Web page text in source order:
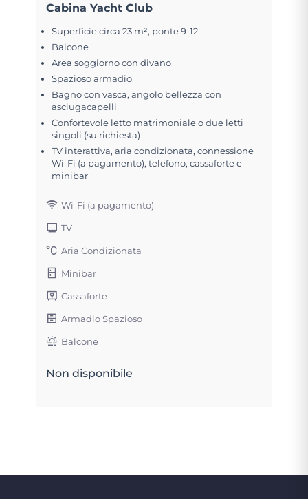
Cabina Yacht Club
Superficie circa 23 m², ponte 9-12
Balcone
Area soggiorno con divano
Spazioso armadio
Bagno con vasca, angolo bellezza con
asciugacapelli
Confortevole letto matrimoniale o due letti
singoli (su richiesta)
TV interattiva, aria condizionata, connessione
Wi-Fi (a pagamento), telefono, cassaforte e
minibar
Wi-Fi (a pagamento)
TV
Aria Condizionata
Minibar
Cassaforte
Armadio Spazioso
Balcone
Non disponibile